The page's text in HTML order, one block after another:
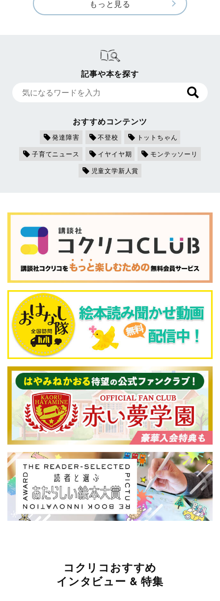
もっと見る
記事や本を探す
おすすめコンテンツ
発達障害 不登校
トットちゃん
子育てニュース
イヤイヤ期
モンテッソーリ
児童文学新人賞
コクリコおすすめ
インタビュー & 特集